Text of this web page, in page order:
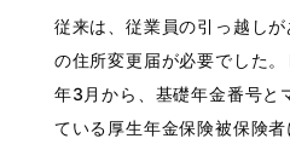
従来は、従業員の引っ越し
の住所変更届が必要でした
年3月から、基礎年金番号と
ている厚生年金保険被保険